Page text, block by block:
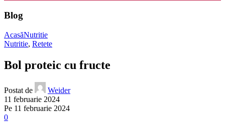
Blog
AcasăNutritie
Nutritie, Retete
Bol proteic cu fructe
Postat de
Weider
11 februarie 2024
Pe 11 februarie 2024
0